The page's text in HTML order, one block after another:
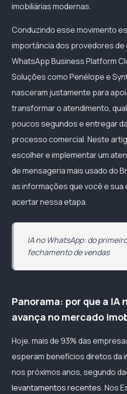
imobiliárias modernas.
Conduzindo esse movimento
importância dos provedores de
WhatsApp Business Platform
Soluções como Penélope e
nasceram justamente para
transformar o atendimento,
poucos segundos e entregar
processo comercial. Neste
escolher e implementar um
de mensageria mais usado do
as informações que você e sua
acertar nessa etapa.
IA no WhatsApp: do
fechamento de vendas
Panorama: por que a IA
avança no mercado
Hoje, mais de 93% das
esperam benefícios diretos da
nos próximos anos, segundo
levantamentos recentes. Nos